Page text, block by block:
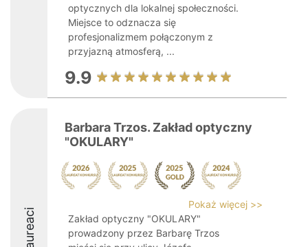
optycznych dla lokalnej społeczności.
Miejsce to odznacza się
profesjonalizmem połączonym z
przyjazną atmosferą, ...
9.9
Laureaci
Barbara Trzos. Zakład optyczny
"OKULARY"
Pokaż więcej >>
Zakład optyczny "OKULARY"
prowadzony przez Barbarę Trzos